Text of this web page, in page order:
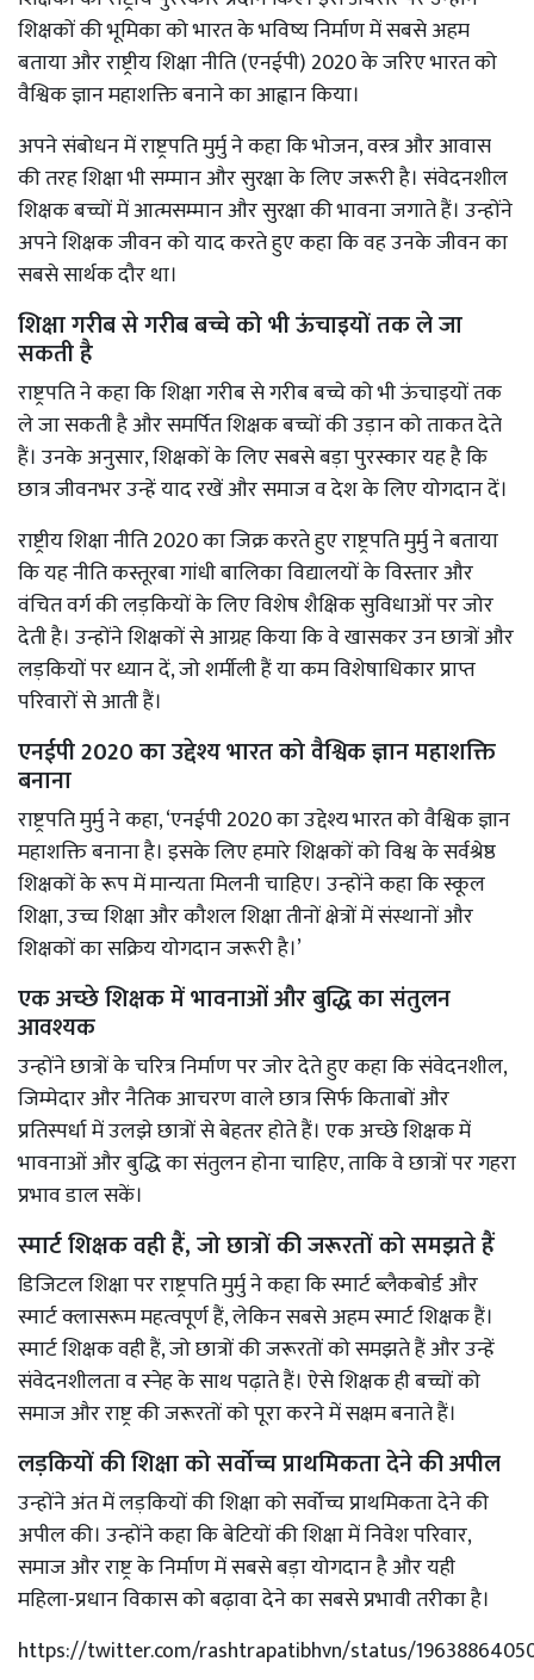
शिक्षकों की भूमिका को भारत के भविष्य निर्माण में सबसे अहम
बताया और राष्ट्रीय शिक्षा नीति (एनईपी) 2020 के जरिए भारत को
वैश्विक ज्ञान महाशक्ति बनाने का आह्वान किया।
अपने संबोधन में राष्ट्रपति मुर्मु ने कहा कि भोजन, वस्त्र और आवास
की तरह शिक्षा भी सम्मान और सुरक्षा के लिए जरूरी है। संवेदनशील
शिक्षक बच्चों में आत्मसम्मान और सुरक्षा की भावना जगाते हैं। उन्होंने
अपने शिक्षक जीवन को याद करते हुए कहा कि वह उनके जीवन का
सबसे सार्थक दौर था।
शिक्षा गरीब से गरीब बच्चे को भी ऊंचाइयों तक ले जा
सकती है
राष्ट्रपति ने कहा कि शिक्षा गरीब से गरीब बच्चे को भी ऊंचाइयों तक
ले जा सकती है और समर्पित शिक्षक बच्चों की उड़ान को ताकत देते
हैं। उनके अनुसार, शिक्षकों के लिए सबसे बड़ा पुरस्कार यह है कि
छात्र जीवनभर उन्हें याद रखें और समाज व देश के लिए योगदान दें।
राष्ट्रीय शिक्षा नीति 2020 का जिक्र करते हुए राष्ट्रपति मुर्मु ने बताया
कि यह नीति कस्तूरबा गांधी बालिका विद्यालयों के विस्तार और
वंचित वर्ग की लड़कियों के लिए विशेष शैक्षिक सुविधाओं पर जोर
देती है। उन्होंने शिक्षकों से आग्रह किया कि वे खासकर उन छात्रों और
लड़कियों पर ध्यान दें, जो शर्मीली हैं या कम विशेषाधिकार प्राप्त
परिवारों से आती हैं।
एनईपी 2020 का उद्देश्य भारत को वैश्विक ज्ञान महाशक्ति
बनाना
राष्ट्रपति मुर्मु ने कहा, ‘एनईपी 2020 का उद्देश्य भारत को वैश्विक ज्ञान
महाशक्ति बनाना है। इसके लिए हमारे शिक्षकों को विश्व के सर्वश्रेष्ठ
शिक्षकों के रूप में मान्यता मिलनी चाहिए। उन्होंने कहा कि स्कूल
शिक्षा, उच्च शिक्षा और कौशल शिक्षा तीनों क्षेत्रों में संस्थानों और
शिक्षकों का सक्रिय योगदान जरूरी है।’
एक अच्छे शिक्षक में भावनाओं और बुद्धि का संतुलन
आवश्यक
उन्होंने छात्रों के चरित्र निर्माण पर जोर देते हुए कहा कि संवेदनशील,
जिम्मेदार और नैतिक आचरण वाले छात्र सिर्फ किताबों और
प्रतिस्पर्धा में उलझे छात्रों से बेहतर होते हैं। एक अच्छे शिक्षक में
भावनाओं और बुद्धि का संतुलन होना चाहिए, ताकि वे छात्रों पर गहरा
प्रभाव डाल सकें।
स्मार्ट शिक्षक वही हैं, जो छात्रों की जरूरतों को समझते हैं
डिजिटल शिक्षा पर राष्ट्रपति मुर्मु ने कहा कि स्मार्ट ब्लैकबोर्ड और
स्मार्ट क्लासरूम महत्वपूर्ण हैं, लेकिन सबसे अहम स्मार्ट शिक्षक हैं।
स्मार्ट शिक्षक वही हैं, जो छात्रों की जरूरतों को समझते हैं और उन्हें
संवेदनशीलता व स्नेह के साथ पढ़ाते हैं। ऐसे शिक्षक ही बच्चों को
समाज और राष्ट्र की जरूरतों को पूरा करने में सक्षम बनाते हैं।
लड़कियों की शिक्षा को सर्वोच्च प्राथमिकता देने की अपील
उन्होंने अंत में लड़कियों की शिक्षा को सर्वोच्च प्राथमिकता देने की
अपील की। उन्होंने कहा कि बेटियों की शिक्षा में निवेश परिवार,
समाज और राष्ट्र के निर्माण में सबसे बड़ा योगदान है और यही
महिला-प्रधान विकास को बढ़ावा देने का सबसे प्रभावी तरीका है।
https://twitter.com/rashtrapatibhvn/status/